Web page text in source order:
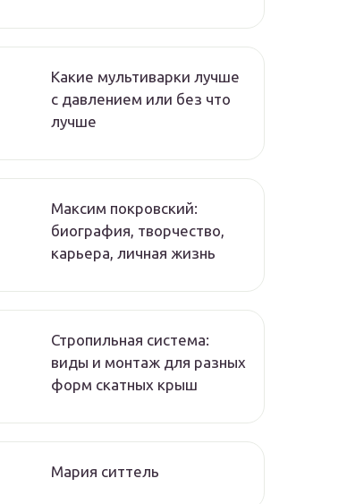
Какие мультиварки лучше
с давлением или без что
лучше
Максим покровский:
биография, творчество,
карьера, личная жизнь
Стропильная система:
виды и монтаж для разных
форм скатных крыш
Мария ситтель